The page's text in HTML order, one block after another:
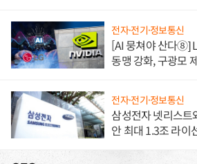
전자·전기·정보통신
[AI 뭉쳐야 산다⑧]
동맹 강화, 구광모
전자·전기·정보통신
삼성전자 넷리스트
안 최대 1.3조 라이